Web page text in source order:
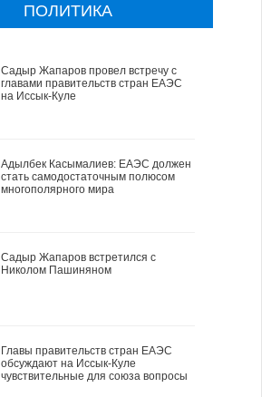
ПОЛИТИКА
Садыр Жапаров провел встречу с
главами правительств стран ЕАЭС
на Иссык-Куле
Адылбек Касымалиев: ЕАЭС должен
стать самодостаточным полюсом
многополярного мира
Садыр Жапаров встретился с
Николом Пашиняном
Главы правительств стран ЕАЭС
обсуждают на Иссык-Куле
чувствительные для союза вопросы